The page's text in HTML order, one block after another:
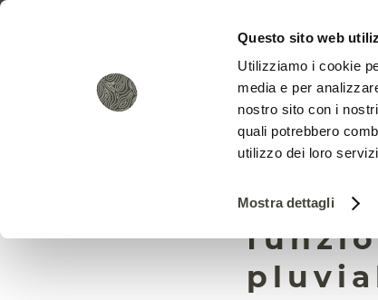
Questo sito web
Utilizziamo i cookie
media e per
nostro sito con i
quali potrebbero
utilizzo dei loro
Mostra dettagli
Così